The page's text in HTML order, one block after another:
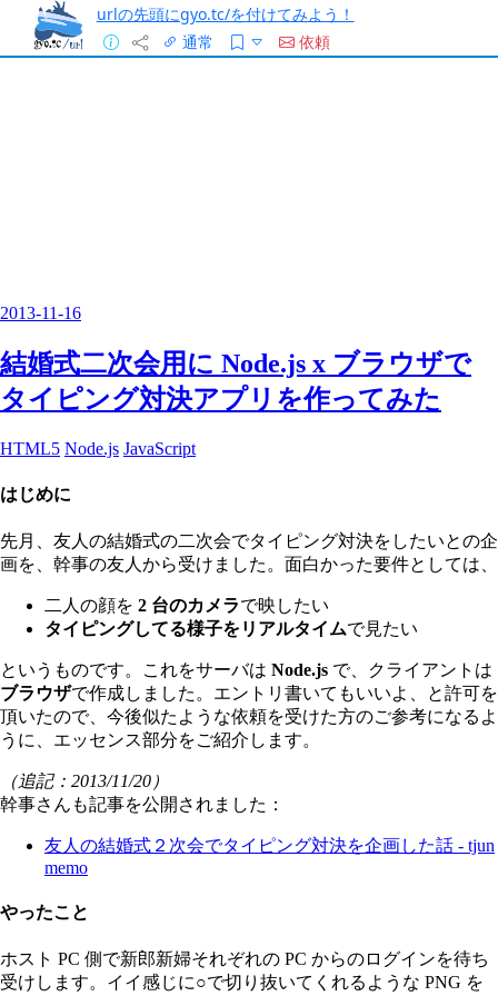
urlの先頭にgyo.tc/を付けてみよう！
通常
依頼